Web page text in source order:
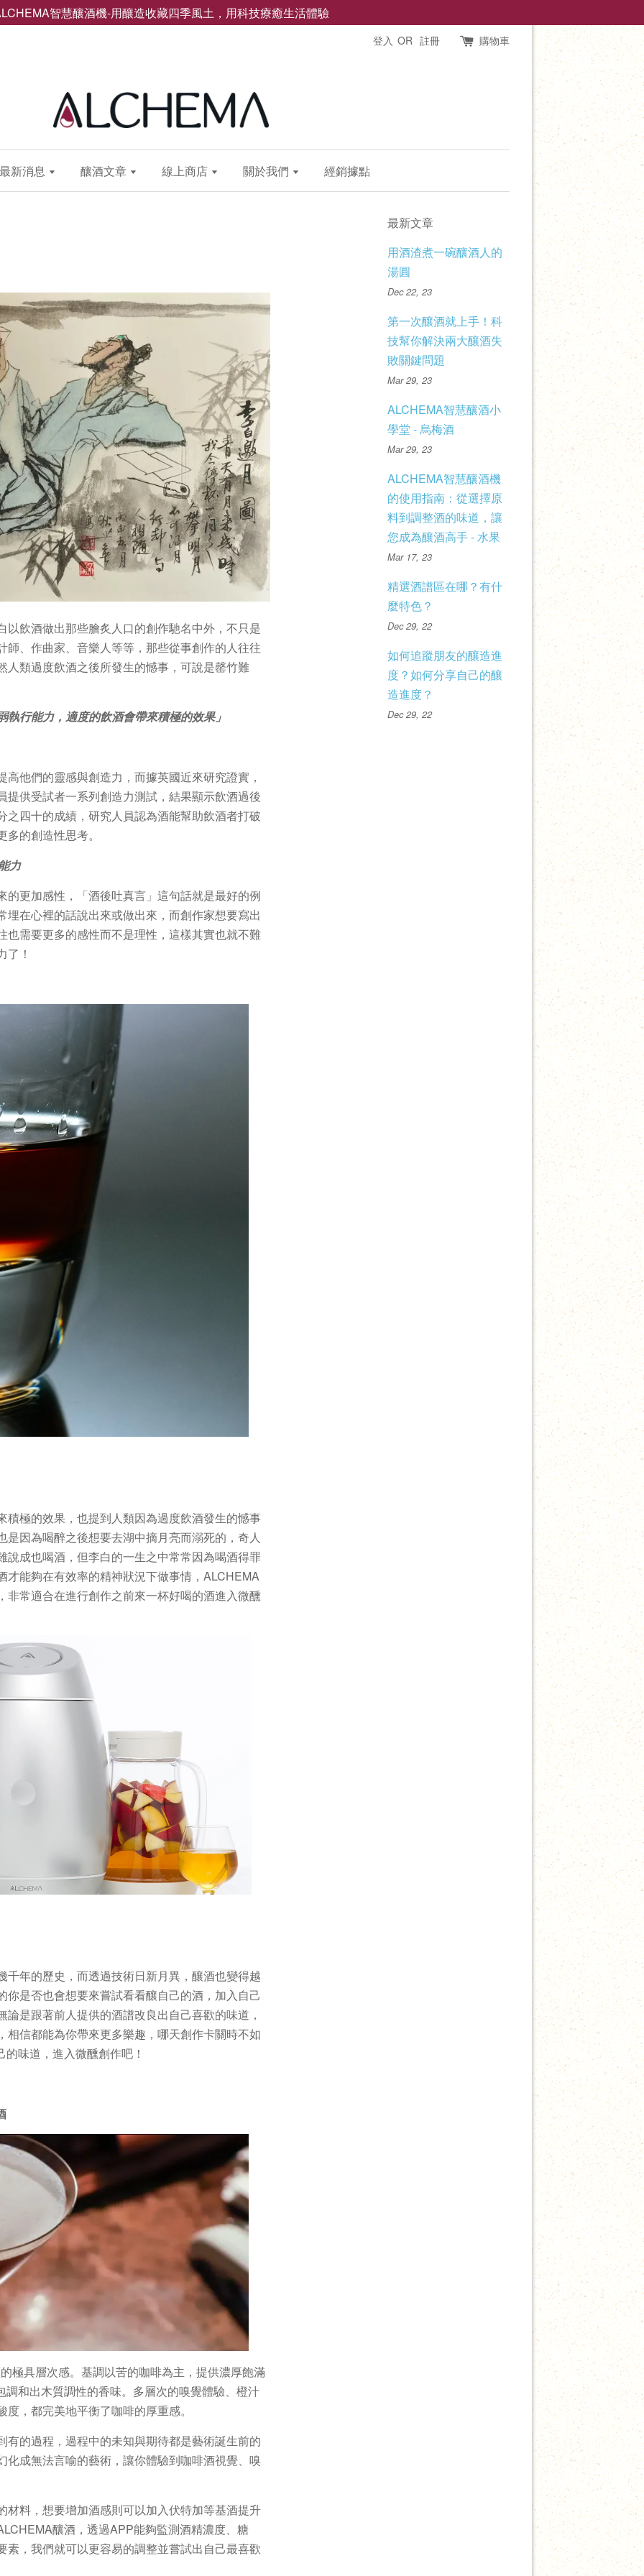
智慧釀酒機-用釀造收藏四季風土，用科技療癒生活體驗
登入 OR 註冊 購物車
最新消息 釀酒文章 線上商店 關於我們 經銷據點
以飲酒做出那些膾炙人口的創作馳名中外，不只是
師、作曲家、音樂人等等，那些從事創作的人往往
人類過度飲酒之後所發生的憾事，可說是罄竹難
行能力，適度的飲酒會帶來積極的效果」
他們的靈感與創造力，而據英國近來研究證實，
提供受試者一系列創造力測試，結果顯示飲酒過後
之四十的成績，研究人員認為酒能幫助飲酒者打破
的創造性思考。
力
的更加感性，「酒後吐真言」這句話就是最好的例
在心裡的話說出來或做出來，而創作家想要寫出
也需要更多的感性而不是理性，這樣其實也就不難
了！
積極的效果，也提到人類因為過度飲酒發生的憾事
因為喝醉之後想要去湖中摘月亮而溺死的，奇人
說成也喝酒，但李白的一生之中常常因為喝酒得罪
才能夠在有效率的精神狀況下做事情，ALCHEMA
非常適合在進行創作之前來一杯好喝的酒進入微醺
千年的歷史，而透過技術日新月異，釀酒也變得越
是否也會想要來嘗試看看釀自己的酒，加入自己
是跟著前人提供的酒譜改良出自己喜歡的味道，
相信都能為你帶來更多樂趣，哪天創作卡關時不如
味道，進入微醺創作吧！
極具層次感。基調以苦的咖啡為主，提供濃厚飽滿
和出木質調性的香味。多層次的嗅覺體驗、橙汁
，都完美地平衡了咖啡的厚重感。
有的過程，過程中的未知與期待都是藝術誕生前的
化成無法言喻的藝術，讓你體驗到咖啡酒視覺、嗅
材料，想要增加酒感則可以加入伏特加等基酒提升
釀酒，透過APP能夠監測酒精濃度、糖
素，我們就可以更容易的調整並嘗試出自己最喜歡
最新文章
用酒渣煮一碗釀酒人的
湯圓
Dec 22, 23
第一次釀酒就上手！科
技幫你解決兩大釀酒失
敗關鍵問題
Mar 29, 23
ALCHEMA智慧釀酒小
學堂 - 烏梅酒
Mar 29, 23
ALCHEMA智慧釀酒機
的使用指南：從選擇原
料到調整酒的味道，讓
您成為釀酒高手 - 水果
Mar 17, 23
精選酒譜區在哪？有什
麼特色？
Dec 29, 22
如何追蹤朋友的釀造進
度？如何分享自己的釀
造進度？
Dec 29, 22